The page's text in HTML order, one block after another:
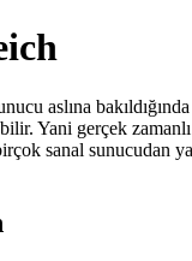
aslına
Yani gerçek
sanal sunucudan